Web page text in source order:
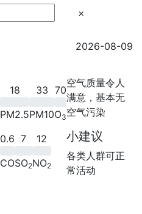
×
2026-08-09
18
PM2.5
33
PM10
70
O3
0.6
CO
7
SO2
12
NO2
空气质量令人
满意，基本无
空气污染
小建议
各类人群可正
常活动